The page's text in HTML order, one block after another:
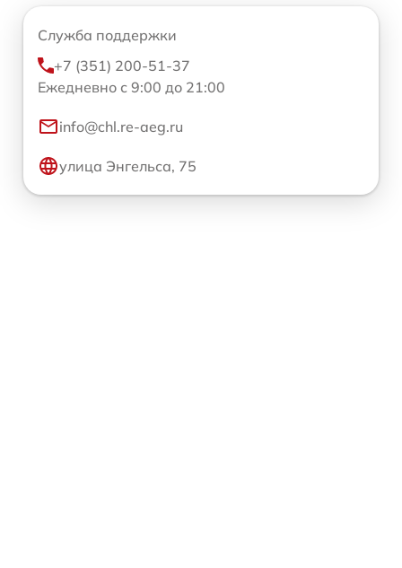
Служба поддержки
+7 (351) 200-51-37
Ежедневно с 9:00 до 21:00
info@chl.re-aeg.ru
улица Энгельса, 75